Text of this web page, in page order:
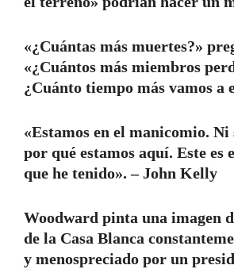
«¿Cuántas más muertes?»
«¿Cuántos más miembros
¿Cuánto tiempo más vamos a
«Estamos en el manicomio. Ni
por qué estamos aquí. Este es
que he tenido». – John Kelly
Woodward pinta una imagen
de la Casa Blanca
y menospreciado por un